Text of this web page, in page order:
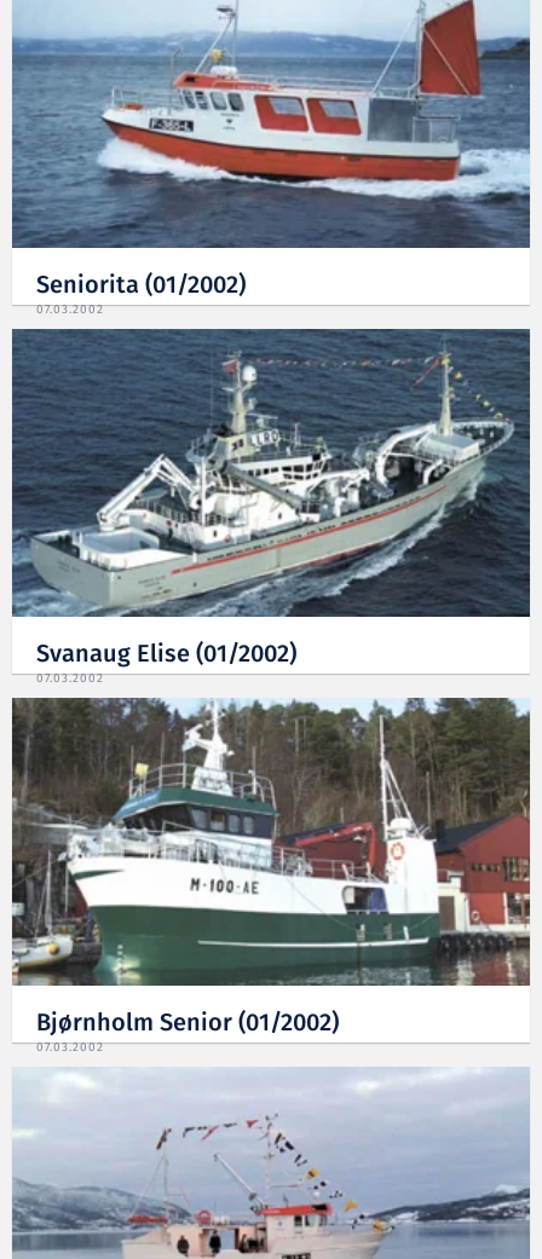
Seniorita (01/2002)
07.03.2002
Svanaug Elise (01/2002)
07.03.2002
Bjørnholm Senior (01/2002)
07.03.2002